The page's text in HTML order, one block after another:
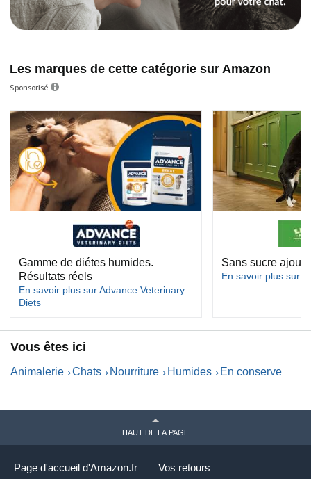
Les marques de cette catégorie sur Amazon
Sponsorisé
Gamme de diétes humides.
Résultats réels
En savoir plus sur Advance Veterinary
Diets
Sans sucre ajouté
En savoir plus sur
Vous êtes ici
Animalerie Chats Nourriture Humides En conserve
HAUT DE LA PAGE
Vos retours
Page d'accueil d'Amazon.fr